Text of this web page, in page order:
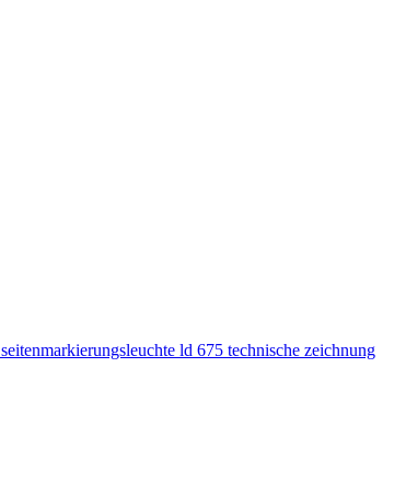
seitenmarkierungsleuchte ld 675 technische zeichnung